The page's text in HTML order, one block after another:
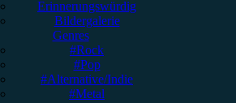
Erinnerungswürdig
Bildergalerie
Genres
#Rock
#Pop
#Alternative/Indie
#Metal